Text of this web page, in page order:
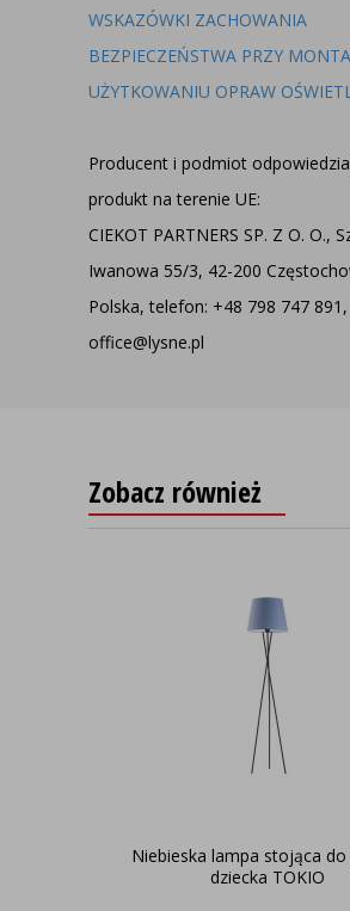
WSKAZÓWKI ZACHOWANIA
BEZPIECZEŃSTWA PRZY
UŻYTKOWANIU OPRAW
Producent i podmiot
produkt na terenie UE:
CIEKOT PARTNERS SP. Z O. O.,
Iwanowa 55/3, 42-200
Polska, telefon: +48 798 747
office@lysne.pl
Zobacz również
Niebieska lampa stojąca
dziecka TOKIO